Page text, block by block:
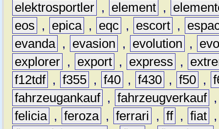
elektrosportler , element ,
eos
, epica , eqc , escort ,
evanda , evasion , evolution ,
explorer , export , express ,
f12tdf , f355 , f40 , f430 , f50 ,
fahrzeugankauf , fahrzeugverkauf
felicia , feroza , ferrari , ff , fiat